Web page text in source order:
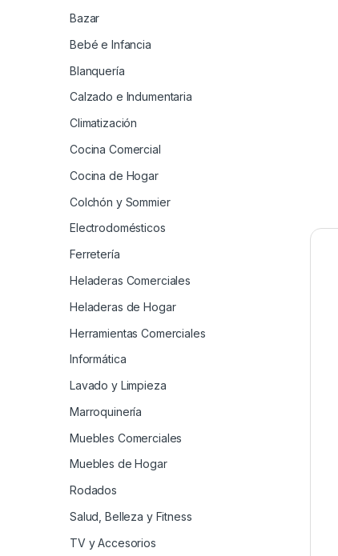
Bazar
Bebé e Infancia
Blanquería
Calzado e Indumentaria
Climatización
Cocina Comercial
Cocina de Hogar
Colchón y Sommier
Electrodomésticos
Ferretería
Heladeras Comerciales
Heladeras de Hogar
Herramientas Comerciales
Informática
Lavado y Limpieza
Marroquinería
Muebles Comerciales
Muebles de Hogar
Rodados
Salud, Belleza y Fitness
TV y Accesorios